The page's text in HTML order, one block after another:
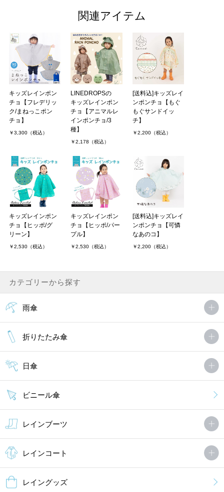
関連アイテム
キッズレインポン
チョ【フレデリッ
ク/まねっこポン
チョ】
￥3,300（税込）
LINEDROPSの
キッズレインポン
チョ【アニマルレ
インポンチョ/3
種】
￥2,178（税込）
[送料込]キッズレイ
ンポンチョ【もぐ
もぐサンドイッ
チ】
￥2,200（税込）
キッズレインポン
チョ【ヒッポ/グ
リーン】
￥2,530（税込）
キッズレインポン
チョ【ヒッポ/パー
プル】
￥2,530（税込）
[送料込]キッズレイ
ンポンチョ【可憐
なあのコ】
￥2,200（税込）
カテゴリーから探す
雨傘
折りたたみ傘
日傘
ビニール傘
レインブーツ
レインコート
レイングッズ